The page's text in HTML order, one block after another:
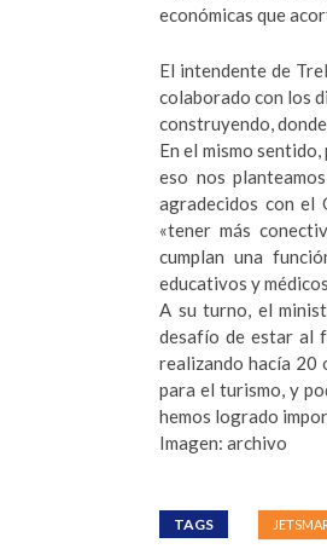
económicas que
El intendente de
colaborado con los
construyendo,
En el mismo
eso nos
agradecidos con el
«tener más
cumplan una
educativos y
A su turno, el
desafío de estar al
realizando hacía 20
para el turismo, y
hemos logrado
Imagen: archivo
TAGS